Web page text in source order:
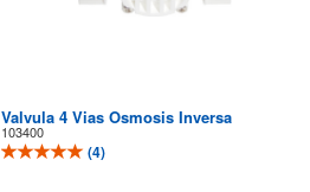
Valvula 4 Vias Osmosis Inversa
103400
(4)